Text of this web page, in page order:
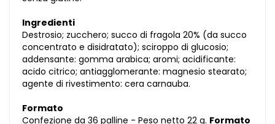
Ingredienti
Destrosio; zucchero; succo di fragola 20% (da succo
concentrato e disidratato); sciroppo di glucosio;
addensante: gomma arabica; aromi; acidificante:
acido citrico; antiagglomerante: magnesio stearato;
agente di rivestimento: cera carnauba.
Formato
Confezione da 36 palline - Peso netto 22 g. Formato